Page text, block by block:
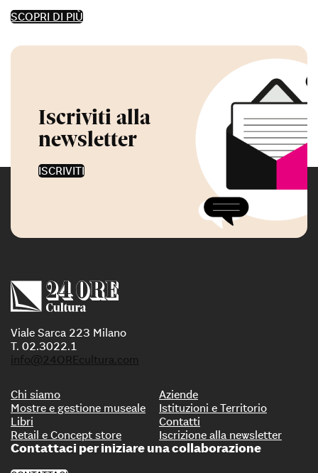
SCOPRI DI PIÙ
Iscriviti alla
newsletter
ISCRIVITI
Viale Sarca 223 Milano
T. 02.3022.1
info@24OREcultura.com
Chi siamo
Mostre e gestione museale
Libri
Retail e Concept store
Aziende
Istituzioni e Territorio
Contatti
Iscrizione alla newsletter
Contattaci per iniziare una collaborazione